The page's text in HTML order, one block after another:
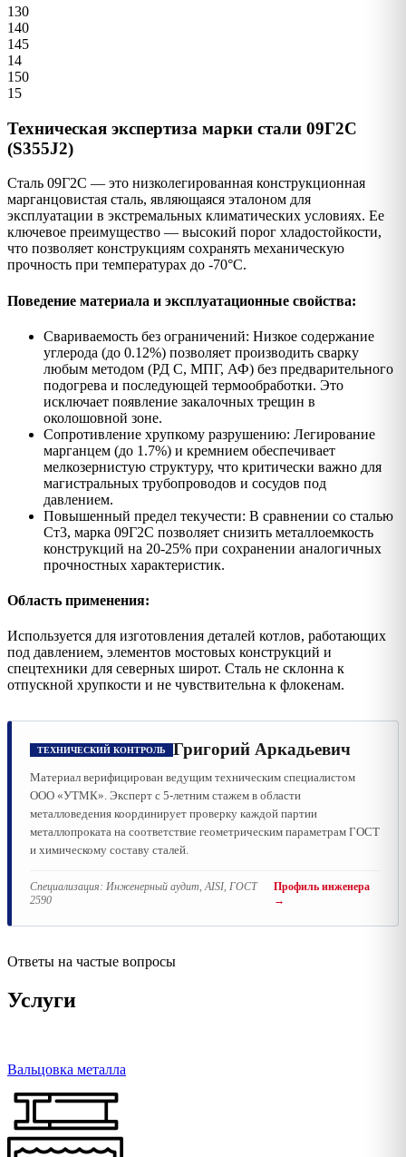
130
140
145
14
150
15
Техническая экспертиза марки стали 09Г2С
(S355J2)
Сталь 09Г2С — это низколегированная конструкционная
марганцовистая сталь, являющаяся эталоном для
эксплуатации в экстремальных климатических условиях. Ее
ключевое преимущество — высокий порог хладостойкости,
что позволяет конструкциям сохранять механическую
прочность при температурах до -70°C.
Поведение материала и эксплуатационные свойства:
Свариваемость без ограничений: Низкое содержание
углерода (до 0.12%) позволяет производить сварку
любым методом (РД С, МПГ, АФ) без предварительного
подогрева и последующей термообработки. Это
исключает появление закалочных трещин в
околошовной зоне.
Сопротивление хрупкому разрушению: Легирование
марганцем (до 1.7%) и кремнием обеспечивает
мелкозернистую структуру, что критически важно для
магистральных трубопроводов и сосудов под
давлением.
Повышенный предел текучести: В сравнении со сталью
Ст3, марка 09Г2С позволяет снизить металлоемкость
конструкций на 20-25% при сохранении аналогичных
прочностных характеристик.
Область применения:
Используется для изготовления деталей котлов, работающих
под давлением, элементов мостовых конструкций и
спецтехники для северных широт. Сталь не склонна к
отпускной хрупкости и не чувствительна к флокенам.
ТЕХНИЧЕСКИЙ КОНТРОЛЬ Григорий Аркадьевич
Материал верифицирован ведущим техническим специалистом
ООО «УТМК». Эксперт с 5-летним стажем в области
металловедения координирует проверку каждой партии
металлопроката на соответствие геометрическим параметрам ГОСТ
и химическому составу сталей.
Специализация: Инженерный аудит, AISI, ГОСТ
2590
Профиль инженера
→
Ответы на частые вопросы
Услуги
Вальцовка металла